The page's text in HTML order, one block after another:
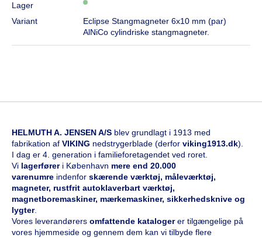
Lager
Variant
Eclipse Stangmagneter 6x10 mm (par)
AlNiCo cylindriske stangmagneter.
HELMUTH A. JENSEN A/S blev grundlagt i 1913 med
fabrikation af VIKING nedstrygerblade (derfor viking1913.dk).
I dag er 4. generation i familieforetagendet ved roret.
Vi lagerfører i København mere end 20.000
varenumre indenfor skærende værktøj, måleværktøj,
magneter, rustfrit autoklaverbart værktøj,
magnetboremaskiner, mærkemaskiner, sikkerhedsknive og
lygter.
Vores leverandørers omfattende katalogerer tilgængelige på
vores hjemmeside og gennem dem kan vi tilbyde flere